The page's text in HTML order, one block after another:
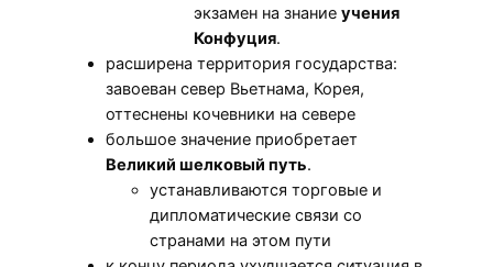
экзамен на знание учения
Конфуция.
расширена территория государства:
завоеван север Вьетнама, Корея,
оттеснены кочевники на севере
большое значение приобретает
Великий шелковый путь.
устанавливаются торговые и
дипломатические связи со
странами на этом пути